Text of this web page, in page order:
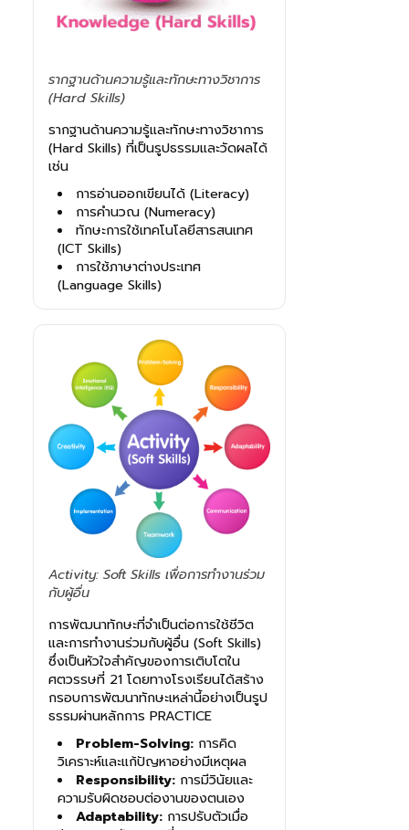
รากฐานด้านความรู้และทักษะทางวิชาการ
(Hard Skills)
รากฐานด้านความรู้และทักษะทางวิชาการ
(Hard Skills) ที่เป็นรูปธรรมและวัดผลได้
เช่น
การอ่านออกเขียนได้ (Literacy)
การคำนวณ (Numeracy)
ทักษะการใช้เทคโนโลยีสารสนเทศ
(ICT Skills)
การใช้ภาษาต่างประเทศ
(Language Skills)
Activity: Soft Skills เพื่อการทำงานร่วม
กับผู้อื่น
การพัฒนาทักษะที่จำเป็นต่อการใช้ชีวิต
และการทำงานร่วมกับผู้อื่น (Soft Skills)
ซึ่งเป็นหัวใจสำคัญของการเติบโตใน
ศตวรรษที่ 21 โดยทางโรงเรียนได้สร้าง
กรอบการพัฒนาทักษะเหล่านี้อย่างเป็นรูป
ธรรมผ่านหลักการ PRACTICE
Problem-Solving: การคิด
วิเคราะห์และแก้ปัญหาอย่างมีเหตุผล
Responsibility: การมีวินัยและ
ความรับผิดชอบต่องานของตนเอง
Adaptability: การปรับตัวเมื่อ